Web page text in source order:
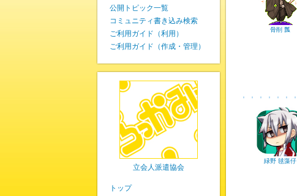
骨削 瓢
緑野 毬藻仔
公開トピック一覧
コミュニティ書き込み検索
ご利用ガイド（利用）
ご利用ガイド（作成・管理）
立会人派遣協会
トップ